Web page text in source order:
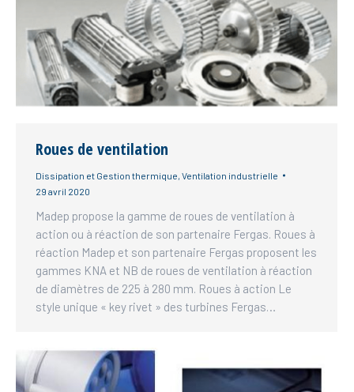
Roues de ventilation
Dissipation et Gestion thermique, Ventilation industrielle
29 avril 2020
Madep propose la gamme de roues de ventilation à
action ou à réaction de son partenaire Fergas. Roues à
réaction Madep et son partenaire Fergas proposent les
gammes KNA et NB de roues de ventilation à réaction
de diamètres de 225 à 280 mm. Roues à action Le
style unique « key rivet » des turbines Fergas…